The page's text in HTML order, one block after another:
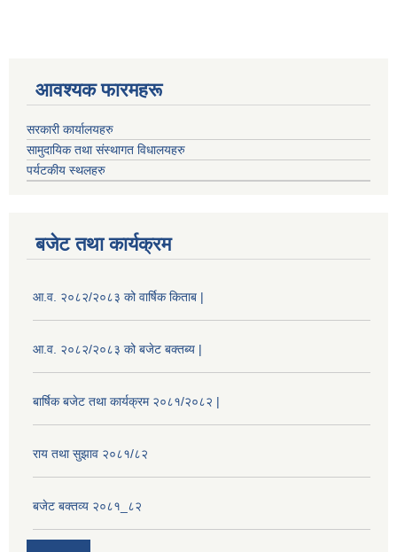
आवश्यक फारमहरू
सरकारी कार्यालयहरु
सामुदायिक तथा संस्थागत विधालयहरु
पर्यटकीय स्थलहरु
बजेट तथा कार्यक्रम
आ.व. २०८२/२०८३ को वार्षिक किताब |
आ.व. २०८२/२०८३ को बजेट बक्तब्य |
बार्षिक बजेट तथा कार्यक्रम २०८१/२०८२ |
राय तथा सुझाव २०८१/८२
बजेट बक्तव्य २०८१_८२